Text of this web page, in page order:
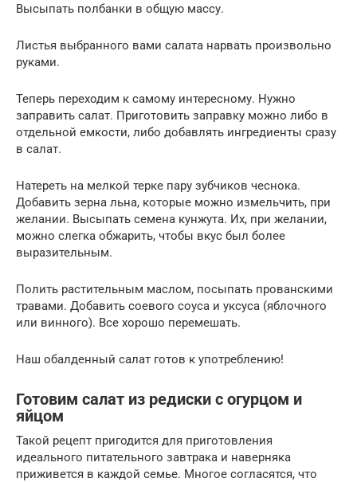
Высыпать полбанки в общую массу.
Листья выбранного вами салата нарвать произвольно
руками.
Теперь переходим к самому интересному. Нужно
заправить салат. Приготовить заправку можно либо в
отдельной емкости, либо добавлять ингредиенты сразу
в салат.
Натереть на мелкой терке пару зубчиков чеснока.
Добавить зерна льна, которые можно измельчить, при
желании. Высыпать семена кунжута. Их, при желании,
можно слегка обжарить, чтобы вкус был более
выразительным.
Полить растительным маслом, посыпать прованскими
травами. Добавить соевого соуса и уксуса (яблочного
или винного). Все хорошо перемешать.
Наш обалденный салат готов к употреблению!
Готовим салат из редиски с огурцом и
яйцом
Такой рецепт пригодится для приготовления
идеального питательного завтрака и наверняка
приживется в каждой семье. Многое согласятся, что